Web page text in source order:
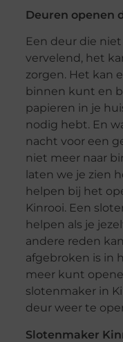
Deuren openen
Een deur die
vervelend, het
zorgen. Het kan
binnen kunt en
papieren in je
nodig hebt. En
nacht voor een
niet meer naar
laten we je zien
helpen bij het
Kinrooi. Een
helpen als je
andere reden
afgebroken is in
meer kunt
slotenmaker in
deur weer te
Slotenmaker